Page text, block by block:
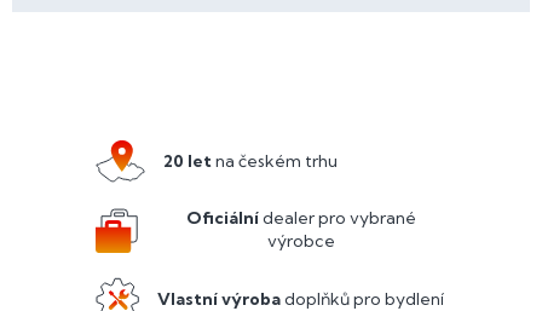
20 letna českém trhu
Oficiálnídealer pro vybrané
výrobce
Vlastní výrobadoplňků pro bydlení